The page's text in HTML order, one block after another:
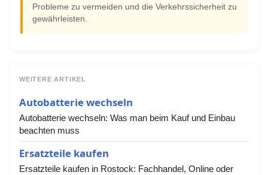
Probleme zu vermeiden und die Verkehrssicherheit zu
gewährleisten.
WEITERE ARTIKEL
Autobatterie wechseln
Autobatterie wechseln: Was man beim Kauf und Einbau
beachten muss
Ersatzteile kaufen
Ersatzteile kaufen in Rostock: Fachhandel, Online oder